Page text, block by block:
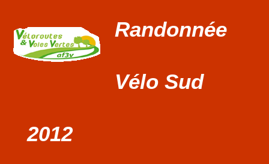
Randonnée
Vélo Sud
2012